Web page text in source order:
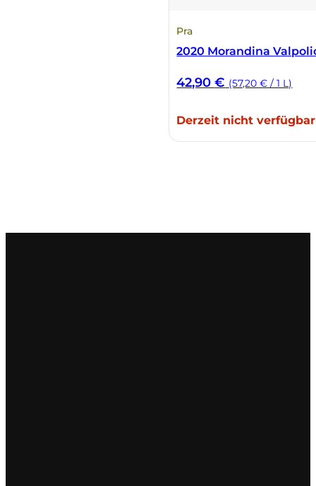
Pra
2020 Morandina
42,90€ (57,20 € / 1 L)
Derzeit nicht verfügbar